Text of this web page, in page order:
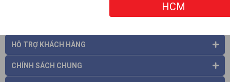
HỖ TRỢ KHÁCH HÀNG
CHÍNH SÁCH CHUNG
HCM